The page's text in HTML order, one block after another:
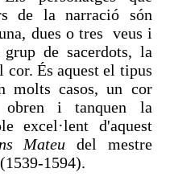
de la narració són
dues o tres veus i
de sacerdots, la
cor. És aquest el tipus
molts casos, un cor
i tanquen la
excel·lent d'aquest
Mateu del mestre
1594).